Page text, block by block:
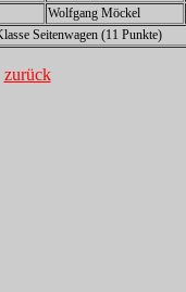
Wolfgang Möckel
Seitenwagen (11 Punkte)
zurück